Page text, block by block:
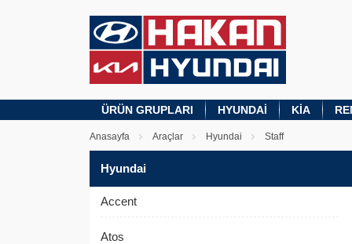
ÜRÜN GRUPLARI HYUNDAI KIA
Anasayfa Araçlar Hyundai Staff
Hyundai
Accent
Atos